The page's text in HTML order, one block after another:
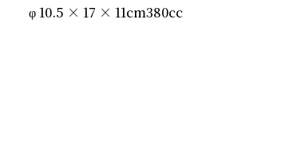
φ 10.5 × 17 × 11cm380cc